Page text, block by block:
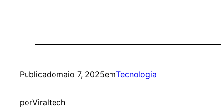
Publicadomaio 7, 2025emTecnologia
porViraltech